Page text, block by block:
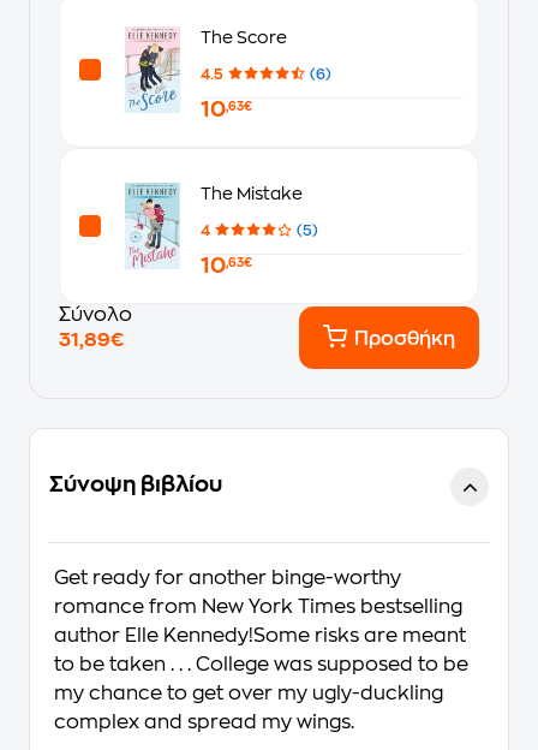
The Score
4.5 (6)
10,63€
The Mistake
4 (5)
10,63€
Σύνολο
31,89€
Προσθήκη
Σύνοψη βιβλίου
Get ready for another binge-worthy
romance from New York Times bestselling
author Elle Kennedy!Some risks are meant
to be taken . . . College was supposed to be
my chance to get over my ugly-duckling
complex and spread my wings.